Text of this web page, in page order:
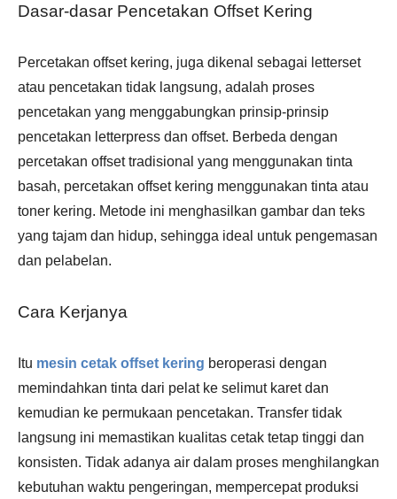
Dasar-dasar Pencetakan Offset Kering
Percetakan offset kering, juga dikenal sebagai letterset
atau pencetakan tidak langsung, adalah proses
pencetakan yang menggabungkan prinsip-prinsip
pencetakan letterpress dan offset. Berbeda dengan
percetakan offset tradisional yang menggunakan tinta
basah, percetakan offset kering menggunakan tinta atau
toner kering. Metode ini menghasilkan gambar dan teks
yang tajam dan hidup, sehingga ideal untuk pengemasan
dan pelabelan.
Cara Kerjanya
Itu mesin cetak offset kering beroperasi dengan
memindahkan tinta dari pelat ke selimut karet dan
kemudian ke permukaan pencetakan. Transfer tidak
langsung ini memastikan kualitas cetak tetap tinggi dan
konsisten. Tidak adanya air dalam proses menghilangkan
kebutuhan waktu pengeringan, mempercepat produksi